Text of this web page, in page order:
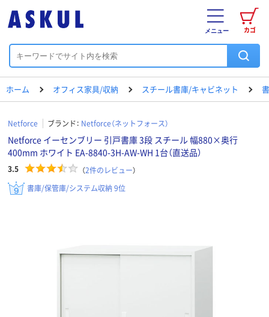
カゴ
メニュー
ホーム オフィス家具/収納 スチール書庫/キャビネット
Netforce ブランド： Netforce（ネットフォース）
Netforce イーセンブリー 引戸書庫 3段 スチール 幅880×奥行
400mm ホワイト EA-8840-3H-AW-WH 1台（直送品）
3.5 （2件のレビュー）
書庫/保管庫/システム収納 9位